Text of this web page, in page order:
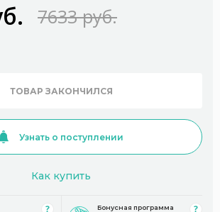
7633 руб.
ТОВАР ЗАКОНЧИЛСЯ
Узнать о поступлении
Как купить
Бонусная программа